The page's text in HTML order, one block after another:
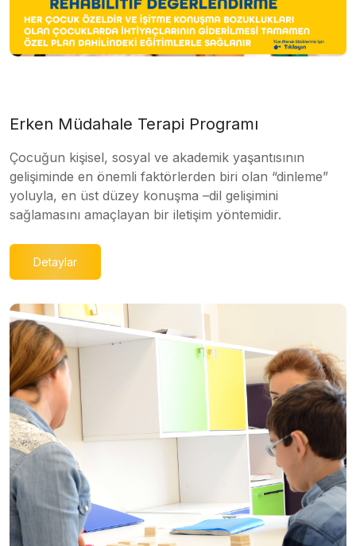
Erken Müdahale Terapi Programı
Çocuğun kişisel, sosyal ve akademik yaşantısının
gelişiminde en önemli faktörlerden biri olan “dinleme”
yoluyla, en üst düzey konuşma –dil gelişimini
sağlamasını amaçlayan bir iletişim yöntemidir.
Detaylar